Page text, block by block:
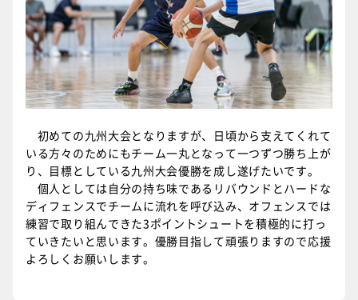
初めての九州大会となりますが、日頃から支えてくれて
いる方々のためにもチーム一丸となって一つずつ勝ち上が
り、目標としている九州大会優勝を成し遂げたいです。
個人としては自分の持ち味であるリバウンドとハードな
ディフェンスでチームに流れを呼び込み、オフェンスでは
練習で取り組んできた3ポイントシュートを積極的に打っ
ていきたいと思います。優勝目指して頑張りますので応援
よろしくお願いします。